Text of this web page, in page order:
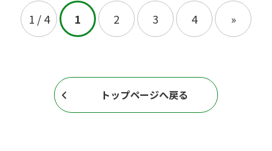
1 / 4 1 2 3 4 »
トップページへ戻る